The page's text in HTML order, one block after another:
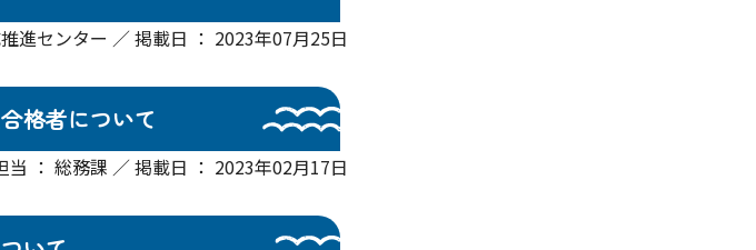
進センター ／ 掲載日 ： 2023年07月25日
格者について
当 ： 総務課 ／ 掲載日 ： 2023年02月17日